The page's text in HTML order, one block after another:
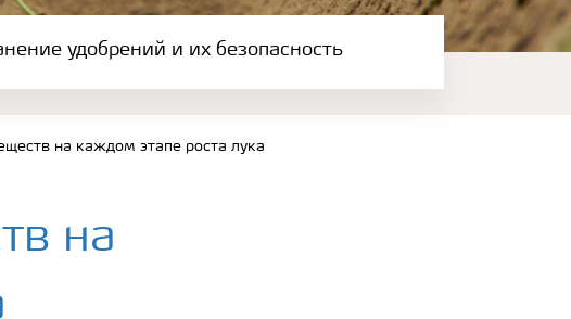
удобрений и их безопасность
на каждом этапе роста лука
на